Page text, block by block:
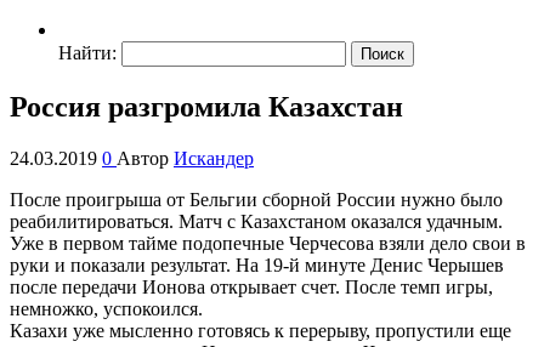
Найти:
Россия разгромила Казахстан
24.03.2019 0 Автор Искандер
После проигрыша от Бельгии сборной России нужно было
реабилитироваться. Матч с Казахстаном оказался удачным.
Уже в первом тайме подопечные Черчесова взяли дело свои в
руки и показали результат. На 19-й минуте Денис Черышев
после передачи Ионова открывает счет. После темп игры,
немножко, успокоился.
Казахи уже мысленно готовясь к перерыву, пропустили еще